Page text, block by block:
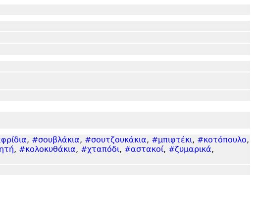
, #σουβλάκια, #σουτζουκάκια, #μπιφτέκι, #κοτόπουλο,
, #κολοκυθάκια, #χταπόδι, #αστακοί, #ζυμαρικά,